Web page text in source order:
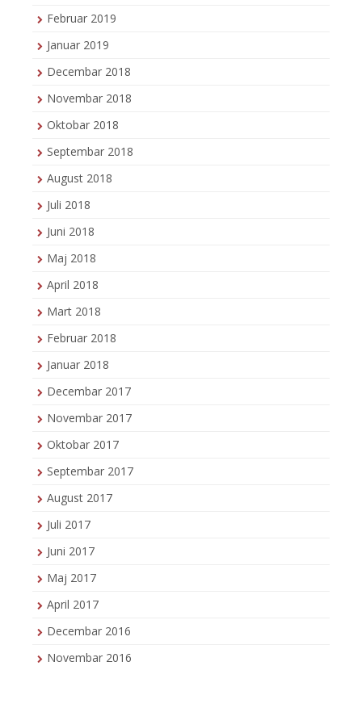
Februar 2019
Januar 2019
Decembar 2018
Novembar 2018
Oktobar 2018
Septembar 2018
August 2018
Juli 2018
Juni 2018
Maj 2018
April 2018
Mart 2018
Februar 2018
Januar 2018
Decembar 2017
Novembar 2017
Oktobar 2017
Septembar 2017
August 2017
Juli 2017
Juni 2017
Maj 2017
April 2017
Decembar 2016
Novembar 2016